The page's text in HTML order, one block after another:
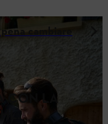
cambiare
LA